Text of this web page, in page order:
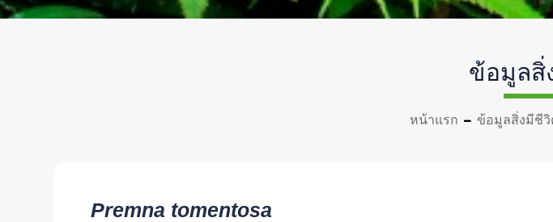
ข้อมูลสิ่
หน้าแรก ข้อมูลสิ่งมีชีวิ
Premna tomentosa